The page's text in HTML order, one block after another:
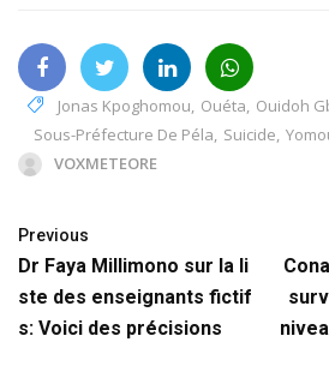
Jonas Kpoghomou, Ouéta, Ouidoh
Sous-Préfecture De Péla, Suicide,
VOXMETEORE
Previous
Dr Faya Millimono sur la li
ste des enseignants fictif
s: Voici des précisions